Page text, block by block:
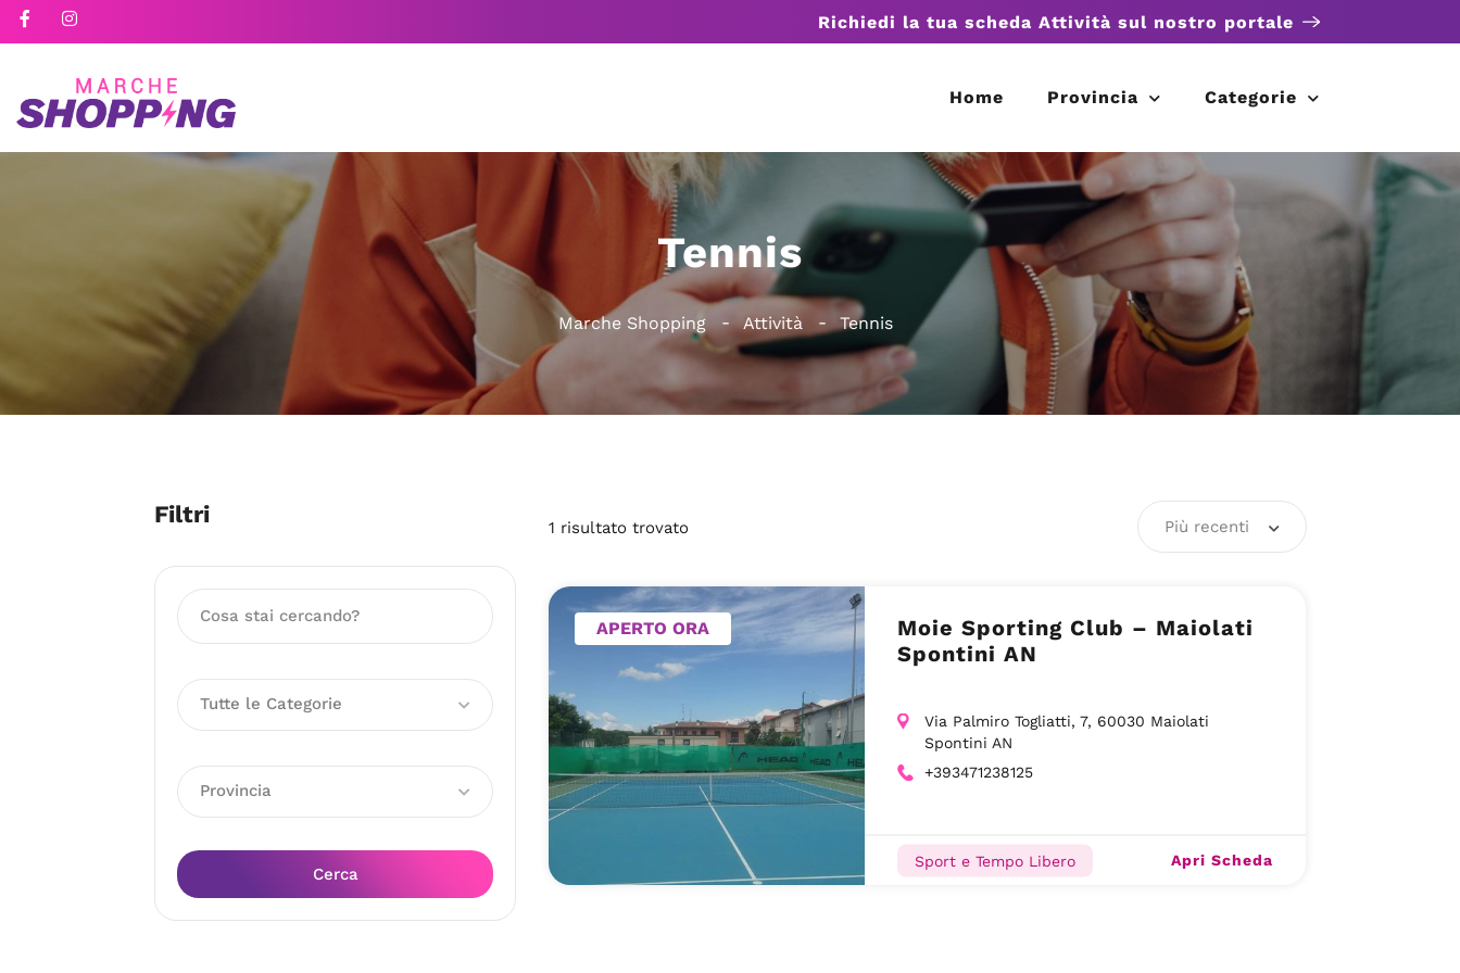
Richiedi la tua scheda Attività sul nostro portale
Home Provincia Categorie
Tennis
Marche Shopping Attività Tennis
Filtri
Tutte le Categorie
Provincia
Cerca
1 risultato trovato Più recenti
APERTO ORA
Moie Sporting Club – Maiolati
Spontini AN
Via Palmiro Togliatti, 7, 60030 Maiolati
Spontini AN
+393471238125
Sport e Tempo Libero Apri Scheda